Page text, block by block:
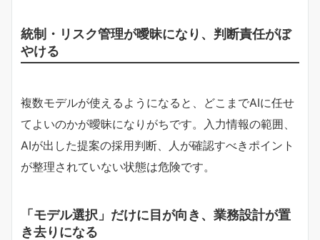
統制・リスク管理が曖昧になり、判断責任がぼ
やける
複数モデルが使えるようになると、どこまでAIに任せ
てよいのかが曖昧になりがちです。入力情報の範囲、
AIが出した提案の採用判断、人が確認すべきポイント
が整理されていない状態は危険です。
「モデル選択」だけに目が向き、業務設計が置
き去りになる